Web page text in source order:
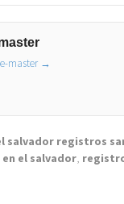
master →
salvador registros
el salvador